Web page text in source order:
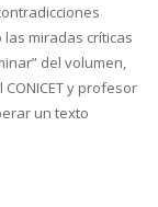
miradas críticas
del volumen,
y profesor
un texto